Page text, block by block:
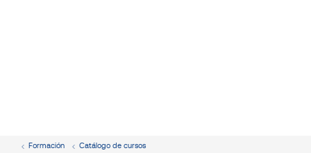
Formación Catálogo de cursos